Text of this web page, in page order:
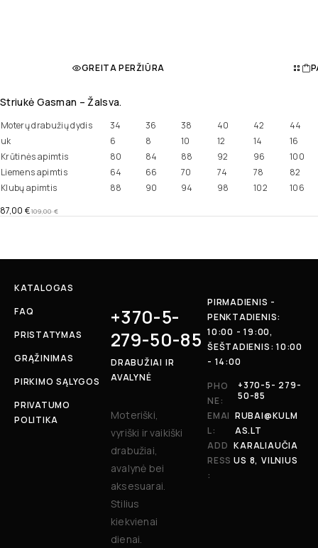
GREITA PERŽIŪRA
Striukė Gasman – Žalsva.
Moterų drabužių dydis 34 36 38 40 42
44
uk
6 8 10 12 14
16
Krūtinės apimtis
80 84 88 92 96
100
Liemens apimtis
64 66 70 74 78
82
Klubų apimtis
88 90 94 98 102 106
109,00€
87,00 €
KATALOGAS
FAQ
PRISTATYMAS
GRĄŽINIMAS
PIRKIMO SĄLYGOS
PRIVATUMO
POLITIKA
+370-5-
279-50-85
DRABUŽIAI IR
AVALYNĖ
Moteriški,
vyriški ir vaikiški
drabužiai,
avalynė bei
aksesuarai.
Stilius
kiekvienai
dienai.
PIRMADIENIS -
PENKTADIENIS:
10:00 - 19:00,
ŠEŠTADIENIS: 10:00
- 14:00
PHO
NE:
+370-5- 279-
50-85
EMAI
L:
RUBAI@KULM
AS.LT
ADD
RESS
:
KARALIAUČIA
US 8, VILNIUS